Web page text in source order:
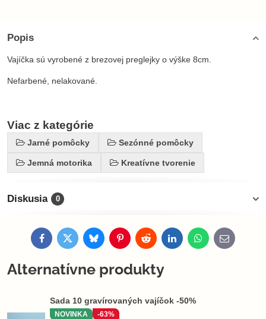
Popis
Vajíčka sú vyrobené z brezovej preglejky o výške 8cm.
Nefarbené, nelakované.
Viac z kategórie
Jarné pomôcky Sezónné pomôcky
Jemná motorika Kreatívne tvorenie
Diskusia 0
FacebookTwitterBlueskyPinterestRedditLinkedInWhatsApp
E-
mail
Alternatívne produkty
Sada 10 gravírovaných vajíčok -50%
NOVINKA -63%